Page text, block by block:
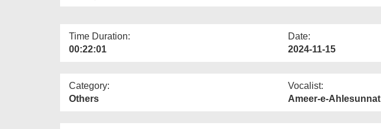
Time Duration:
00:22:01
Date:
2024-11-15
Category:
Others
Vocalist:
Ameer-e-Ahlesunnat